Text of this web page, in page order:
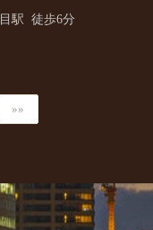
Osaka Metro 長堀鶴見緑地線/ 蒲生四丁目駅 徒歩6分
»»